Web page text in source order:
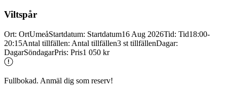
Viltspår
Ort: OrtUmeåStartdatum: Startdatum16 Aug 2026Tid: Tid18:00-
20:15Antal tillfällen: Antal tillfällen3 st tillfällenDagar:
DagarSöndagarPris: Pris1 050 kr
Fullbokad. Anmäl dig som reserv!